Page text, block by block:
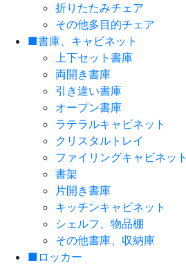
折りたたみチェア
その他多目的チェア
■書庫、キャビネット
上下セット書庫
両開き書庫
引き違い書庫
オープン書庫
ラテラルキャビネット
クリスタルトレイ
ファイリングキャビネット
書架
片開き書庫
キッチンキャビネット
シェルフ、物品棚
その他書庫、収納庫
■ロッカー